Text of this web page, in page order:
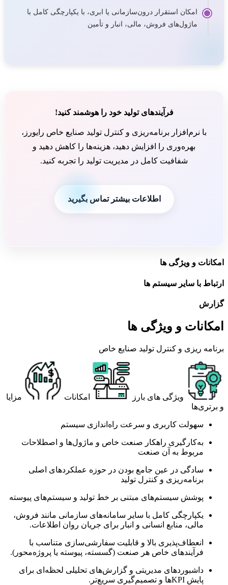
امکان استقرار درون‌سازمانی یا ابری، با یکپارچگی کامل با
ماژول‌های فروش، مالی، انبار و تأمین
فرآیندهای تولید خود را هوشمند کنید!
با نرم‌افزار برنامه‌ریزی و کنترل تولید صنایع خاص رایورز،
بهره‌وری را افزایش دهید، هزینه‌ها را کاهش دهید و
شفافیت کامل در مدیریت تولید را تجربه کنید.
اطلاعات بیشتر تماس بگیرید
امکانات و ویژگی ها
ارتباط با سایر سیستم ها
گزارش
امکانات و ویژگی ها
برنامه‌ ریزی و کنترل تولید صنایع خاص
ویژگی های بارز امکانات
مزایا
و برتری‌ها
سهولت کاربری و سرعت راه‌اندازی سیستم
به‌کارگیری راهکار صنعت خاص و ماژول‌ها و اصطلاحات
مربوط به آن صنعت
سادگی در عین جامع بودن در حوزه عملکردهای اصلی
برنامه‌ریزی و کنترل تولید
پوشش سیستم‌های مبتنی بر خط تولید و سیستم‌های پیوسته
یکپارچگی کامل با سایر سامانه‌های سازمانی مانند فروش،
مالی، منابع انسانی و انبار برای جریان روان اطلاعات.
انعطاف‌پذیری بالا و قابلیت سفارشی‌سازی متناسب با
فرآیندهای خاص هر صنعت (گسسته، پیوسته یا پروژه‌محور).
داشبوردهای مدیریتی و گزارش‌های تحلیلی لحظه‌ای برای
پایش KPIها و تصمیم‌گیری سریع‌تر.